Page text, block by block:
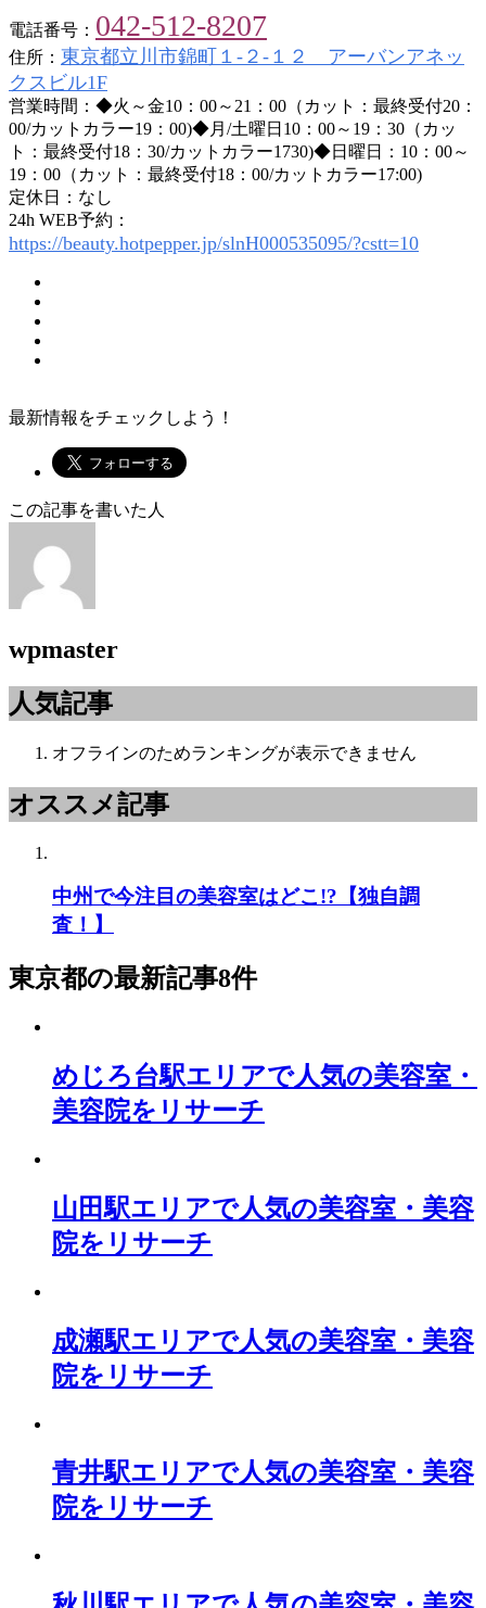
電話番号： 042-512-8207
住所： 東京都立川市錦町１-２-１２ アーバンアネッ
クスビル1F
営業時間：◆火～金10：00～21：00（カット：最終受付20：
00/カットカラー19：00)◆月/土曜日10：00～19：30（カッ
ト：最終受付18：30/カットカラー1730)◆日曜日：10：00～
19：00（カット：最終受付18：00/カットカラー17:00)
定休日：なし
24h WEB予約：
https://beauty.hotpepper.jp/slnH000535095/?cstt=10
最新情報をチェックしよう！
この記事を書いた人
wpmaster
人気記事
オフラインのためランキングが表示できません
オススメ記事
中州で今注目の美容室はどこ!?【独自調
査！】
東京都の最新記事8件
めじろ台駅エリアで人気の美容室・
美容院をリサーチ
山田駅エリアで人気の美容室・美容
院をリサーチ
成瀬駅エリアで人気の美容室・美容
院をリサーチ
青井駅エリアで人気の美容室・美容
院をリサーチ